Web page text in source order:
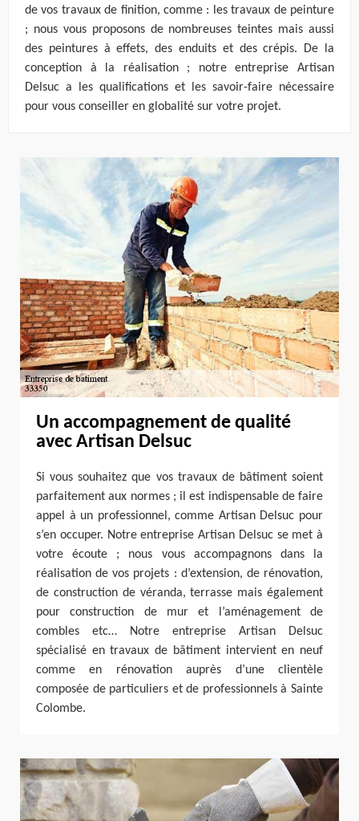
de vos travaux de finition, comme : les travaux de peinture
; nous vous proposons de nombreuses teintes mais aussi
des peintures à effets, des enduits et des crépis. De la
conception à la réalisation ; notre entreprise Artisan
Delsuc a les qualifications et les savoir-faire nécessaire
pour vous conseiller en globalité sur votre projet.
Un accompagnement de qualité
avec Artisan Delsuc
Si vous souhaitez que vos travaux de bâtiment soient
parfaitement aux normes ; il est indispensable de faire
appel à un professionnel, comme Artisan Delsuc pour
s’en occuper. Notre entreprise Artisan Delsuc se met à
votre écoute ; nous vous accompagnons dans la
réalisation de vos projets : d’extension, de rénovation,
de construction de véranda, terrasse mais également
pour construction de mur et l’aménagement de
combles etc… Notre entreprise Artisan Delsuc
spécialisé en travaux de bâtiment intervient en neuf
comme en rénovation auprès d’une clientèle
composée de particuliers et de professionnels à Sainte
Colombe.